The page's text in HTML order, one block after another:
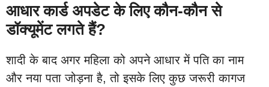
आधार कार्ड अपडेट के लिए कौन-कौन से
डॉक्यूमेंट लगते हैं?
शादी के बाद अगर महिला को अपने आधार में पति का नाम
और नया पता जोड़ना है, तो इसके लिए कुछ जरूरी कागज